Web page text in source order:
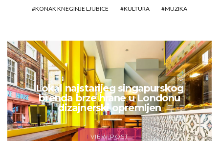
KONAK KNEGINJE LJUBICE
KULTURA MUZIKA
Lokal najstarijeg singapurskog
brenda brze hrane u Londonu
dizajnerski opremljen
VIEW POST